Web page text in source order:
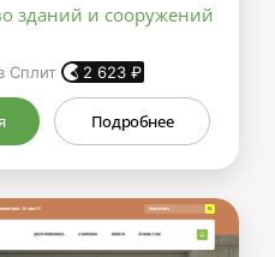
зданий и сооружений
Сплит 2 623 ₽
Подробнее